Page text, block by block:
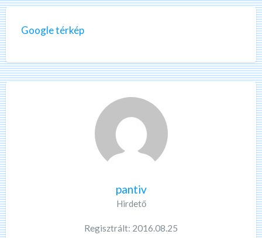
Google térkép
pantiv
Hirdető
Regisztrált: 2016.08.25